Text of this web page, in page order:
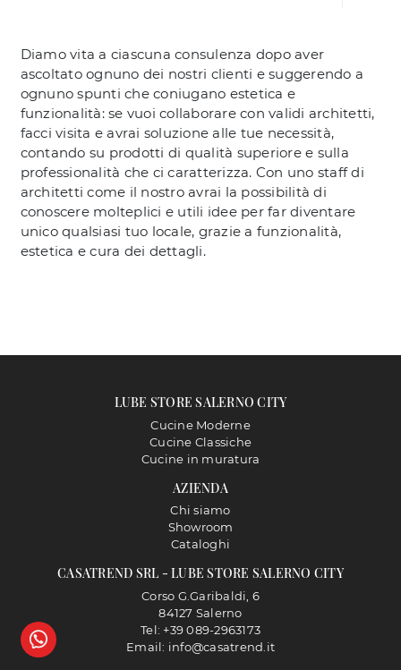
Diamo vita a ciascuna consulenza dopo aver
ascoltato ognuno dei nostri clienti e suggerendo a
ognuno spunti che coniugano estetica e
funzionalità: se vuoi collaborare con validi architetti,
facci visita e avrai soluzione alle tue necessità,
contando su prodotti di qualità superiore e sulla
professionalità che ci caratterizza. Con uno staff di
architetti come il nostro avrai la possibilità di
conoscere molteplici e utili idee per far diventare
unico qualsiasi tuo locale, grazie a funzionalità,
estetica e cura dei dettagli.
LUBE STORE SALERNO CITY
Cucine Moderne
Cucine Classiche
Cucine in muratura
AZIENDA
Chi siamo
Showroom
Cataloghi
CASATREND SRL - LUBE STORE SALERNO CITY
Corso G.Garibaldi, 6
84127 Salerno
Tel: +39 089-2963173
Email: info@casatrend.it